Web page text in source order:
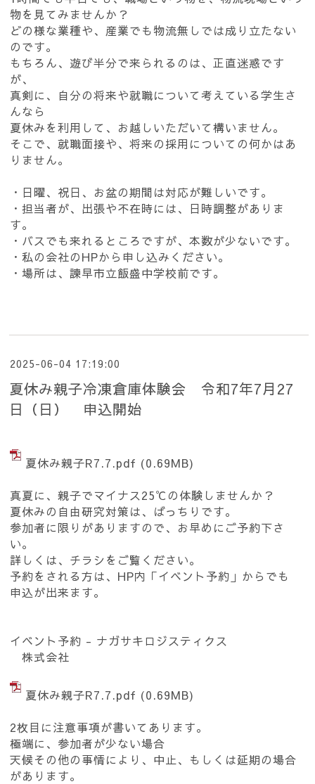
物を見てみませんか？
どの様な業種や、産業でも物流無しでは成り立たない
のです。
もちろん、遊び半分で来られるのは、正直迷惑です
が、
真剣に、自分の将来や就職について考えている学生さ
んなら
夏休みを利用して、お越しいただいて構いません。
そこで、就職面接や、将来の採用についての何かはあ
りません。
・日曜、祝日、お盆の期間は対応が難しいです。
・担当者が、出張や不在時には、日時調整がありま
す。
・バスでも来れるところですが、本数が少ないです。
・私の会社のHPから申し込みください。
・場所は、諫早市立飯盛中学校前です。
2025-06-04 17:19:00
夏休み親子冷凍倉庫体験会 令和7年7月27
日（日） 申込開始
夏休み親子R7.7.pdf (0.69MB)
真夏に、親子でマイナス25℃の体験しませんか？
夏休みの自由研究対策は、ばっちりです。
参加者に限りがありますので、お早めにご予約下さ
い。
詳しくは、チラシをご覧ください。
予約をされる方は、HP内「イベント予約」からでも
申込が出来ます。
イベント予約 - ナガサキロジスティクス
株式会社
夏休み親子R7.7.pdf (0.69MB)
2枚目に注意事項が書いてあります。
極端に、参加者が少ない場合
天候その他の事情により、中止、もしくは延期の場合
があります。